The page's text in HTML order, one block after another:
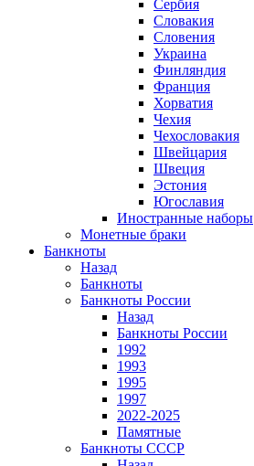
Сербия
Словакия
Словения
Украина
Финляндия
Франция
Хорватия
Чехия
Чехословакия
Швейцария
Швеция
Эстония
Югославия
Иностранные наборы
Монетные браки
Банкноты
Назад
Банкноты
Банкноты России
Назад
Банкноты России
1992
1993
1995
1997
2022-2025
Памятные
Банкноты СССР